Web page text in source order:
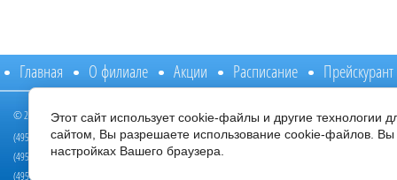
Главная О филиале Акции Расписание Прейскурант
(495) 020-01-11, (495) 020-33-10
(495) 020-35-04, (495) 020-59-20
(495) 020-40-70, (495) 020-59-22 Стоматологическое отделение
Режим работы:
© 2014 - 2026 Филиал ФБЛПУ "ЛРЦ "Подмосковье" ФНС России
Этот сайт использует cookie-файлы и другие технологии
сайтом, Вы разрешаете использование cookie-файлов.
настройках Вашего браузера.